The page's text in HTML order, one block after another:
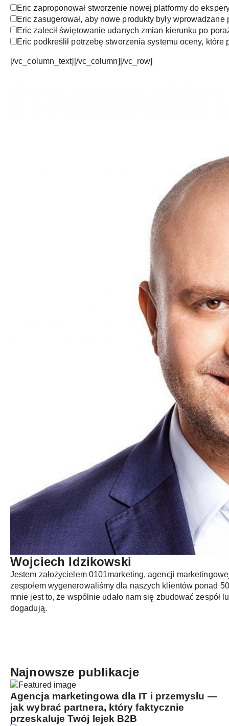
Eric zaproponował stworzenie nowej platformy do
Eric zasugerował, aby nowe produkty były
Eric zalecił świętowanie udanych zmian kierunku po
Eric podkreślił potrzebę stworzenia systemu oceny, które
[/vc_column_text][/vc_column][/vc_row]
Wojciech Idzikowski
Jestem założycielem 0101marketing, agencji
zespołem wygenerowaliśmy dla naszych klientów ponad
mnie jest to, że wspólnie udało nam się zbudować
dogadują.
Najnowsze publikacje
Agencja marketingowa dla IT i przemysłu —
jak wybrać partnera, który faktycznie
przeskaluje Twój lejek B2B